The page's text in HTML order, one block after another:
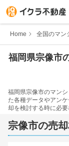
不動産会社を探
物件の価格を知
Home 全国のマン
福岡県宗像市
福岡県宗像市のマン
た各種データやアンケ
却を検討する時に必
宗像市の売